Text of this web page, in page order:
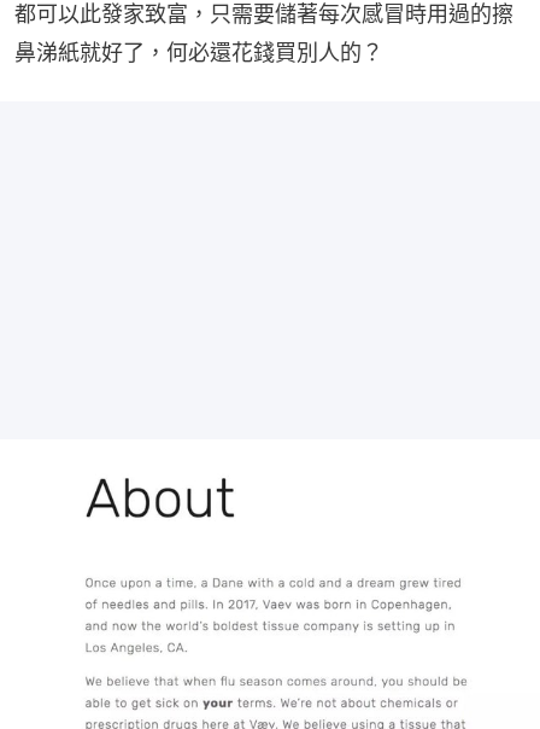
都可以此發家致富，只需要儲著每次感冒時用過的擦
鼻涕紙就好了，何必還花錢買別人的？